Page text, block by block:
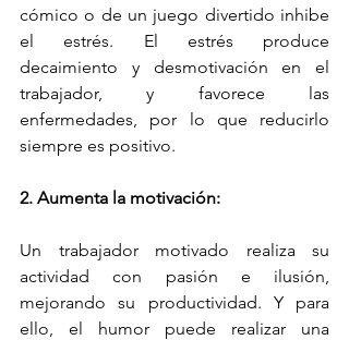
cómico o de un juego divertido inhibe
el estrés. El estrés produce
decaimiento y desmotivación en el
trabajador, y favorece las
enfermedades, por lo que reducirlo
siempre es positivo.
2. Aumenta la motivación:
Un trabajador motivado realiza su
actividad con pasión e ilusión,
mejorando su productividad. Y para
ello, el humor puede realizar una